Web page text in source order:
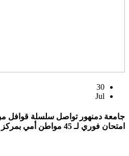
30
Jul
جامعة دمنهور تواصل سلسلة قوافل
امتحان فوري لـ 45 مواطن أمي بمركز الأبعادية ب